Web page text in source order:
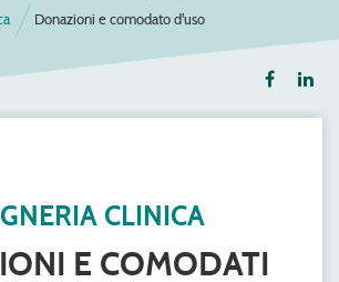
Donazioni e comodato d'uso
CLINICA
E COMODATI